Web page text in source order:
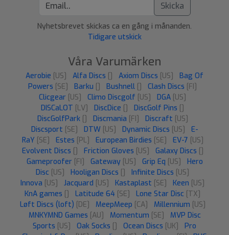
Skicka
Nyhetsbrevet skickas ca en gång i månanden.
Tidigare utskick
Våra Varumärken
Aerobie [US] Alfa Discs Axiom Discs [US]
Bag Of
Powers [SE] Barku Bushnell Clash Discs [FI]
Clicgear [US] Climo Discgolf [US] DGA [US]
DISCaLOT [LV] DiscDice DiscGolf Pins
DiscGolfPark
Discmania [FI] Discraft [US]
Discsport [SE] DTW [US] Dynamic Discs [US]
E-
RaY [SE] Estes [PL] European Birdies [SE] EV-7 [US]
Evolvent Discs
Friction Gloves [US] Galaxy Discs
Gameproofer [FI] Gateway [US] Grip Eq [US]
Hero
Disc [US] Hooligan Discs Infinite Discs [US]
Innova [US] Jacquard [US] Kastaplast [SE] Keen [US]
KnA games
Latitude 64 [SE] Lone Star Disc [TX]
Løft Discs (loft) [DE] MeepMeep [CA] Millennium [US]
MNKYMND Games [AU] Momentum [SE]
MVP Disc
Sports [US] Oak Socks Ocean Discs [UK]
Pro